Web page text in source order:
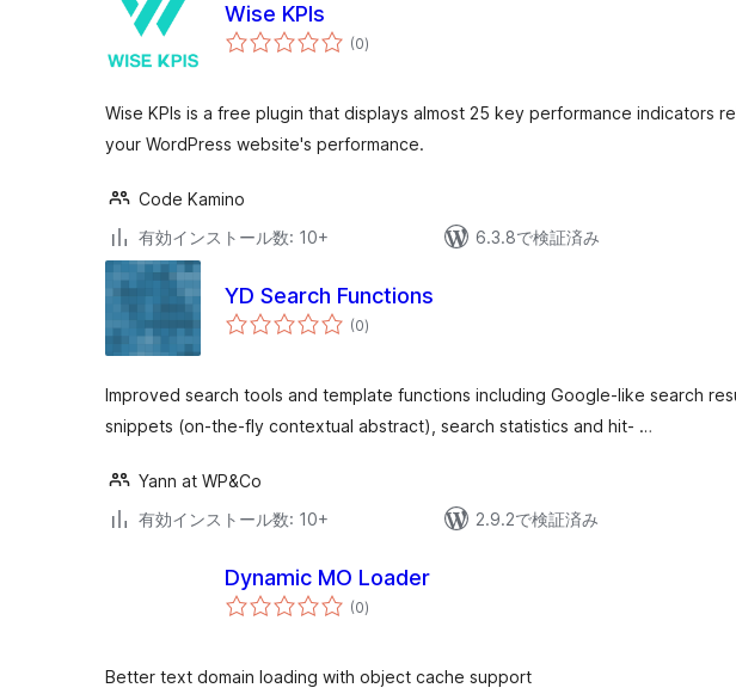
Wise KPIs
(0個
の)
Wise KPIs is a free plugin that displays almost 25 key performance indicators
your WordPress website's performance.
Code Kamino
有効インストール数: 10+
6.3.8で検証済み
YD Search Functions
(0個
の)
Improved search tools and template functions including Google-like search
snippets (on-the-fly contextual abstract), search statistics and hit- …
Yann at WP&Co
有効インストール数: 10+
2.9.2で検証済み
Dynamic MO Loader
(0個
の)
Better text domain loading with object cache support